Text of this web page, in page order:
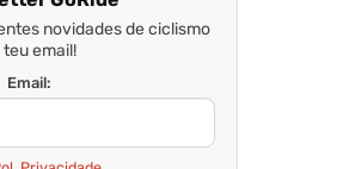
novidades de ciclismo
teu email!
Email: